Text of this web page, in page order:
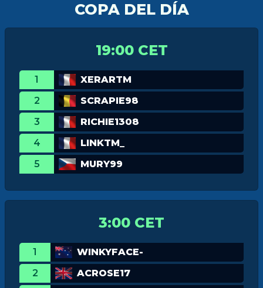
COPA DEL DÍA
19:00 CET
1
XERARTM
2
SCRAPIE98
3
RICHIE1308
4
LINKTM_
5
MURY99
3:00 CET
1
WINKYFACE-
2
ACROSE17